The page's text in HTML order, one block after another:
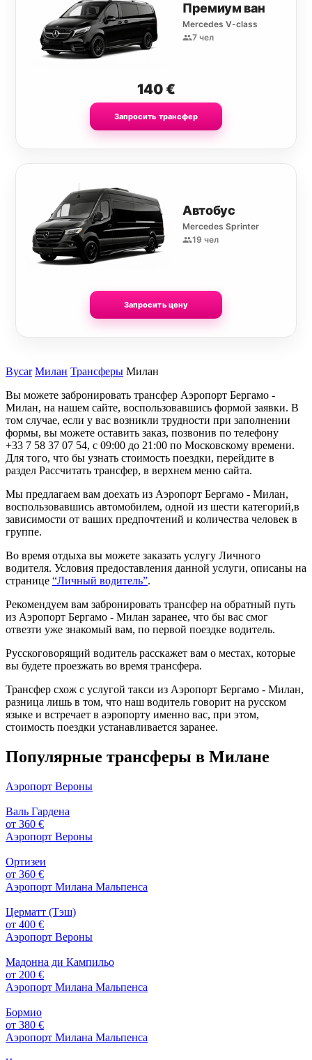
Премиум ван
Mercedes V-class
7 чел
140€
Запросить трансфер
Автобус
Mercedes Sprinter
19 чел
Запросить цену
Bycar Милан Трансферы Милан
Вы можете забронировать трансфер Аэропорт Бергамо -
Милан, на нашем сайте, воспользовавшись формой заявки. В
том случае, если у вас возникли трудности при заполнении
формы, вы можете оставить заказ, позвонив по телефону
+33 7 58 37 07 54, с 09:00 до 21:00 по Московскому времени.
Для того, что бы узнать стоимость поездки, перейдите в
раздел Рассчитать трансфер, в верхнем меню сайта.
Мы предлагаем вам доехать из Аэропорт Бергамо - Милан,
воспользовавшись автомобилем, одной из шести категорий,в
зависимости от ваших предпочтений и количества человек в
группе.
Во время отдыха вы можете заказать услугу Личного
водителя. Условия предоставления данной услуги, описаны на
странице “Личный водитель”.
Рекомендуем вам забронировать трансфер на обратный путь
из Аэропорт Бергамо - Милан заранее, что бы вас смог
отвезти уже знакомый вам, по первой поездке водитель.
Русскоговорящий водитель расскажет вам о местах, которые
вы будете проезжать во время трансфера.
Трансфер схож с услугой такси из Аэропорт Бергамо - Милан,
разница лишь в том, что наш водитель говорит на русском
языке и встречает в аэропорту именно вас, при этом,
стоимость поездки устанавливается заранее.
Популярные трансферы в Милане
Аэропорт Вероны
Валь Гардена
от 360 €
Аэропорт Вероны
Ортизеи
от 360 €
Аэропорт Милана Мальпенса
Церматт (Тэш)
от 400 €
Аэропорт Вероны
Мадонна ди Кампильо
от 200 €
Аэропорт Милана Мальпенса
Бормио
от 380 €
Аэропорт Милана Мальпенса